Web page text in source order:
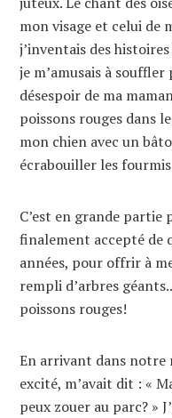
mon visage et celui de
j’inventais des
je m’amusais à
désespoir de ma
poissons rouges dans
mon chien avec un
écrabouiller les
C’est en grande partie
finalement accepté de
années, pour offrir à
rempli d’arbres
poissons rouges!
En arrivant dans notre
excité, m’avait dit : «
peux zouer au parc? »